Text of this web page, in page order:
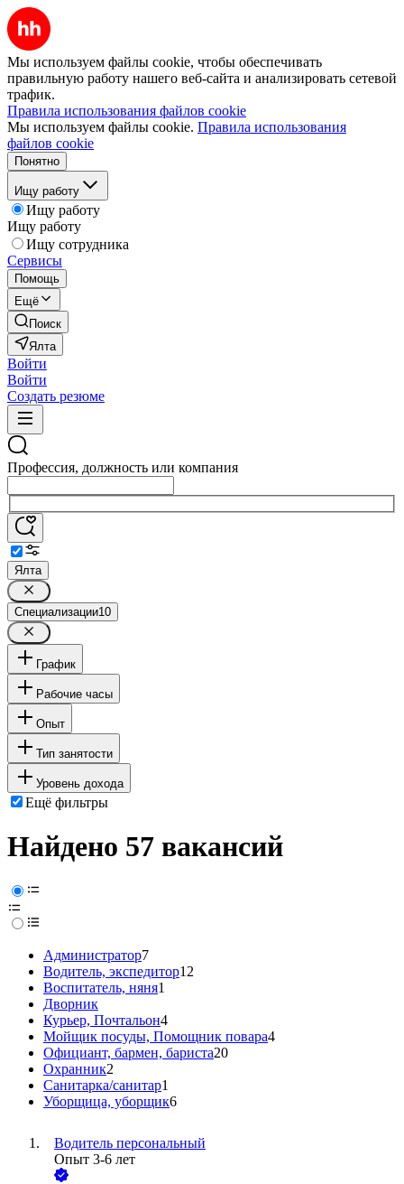
Мы используем файлы cookie, чтобы обеспечивать
правильную работу нашего веб-сайта и анализировать сетевой
трафик.
Правила использования файлов cookie
Мы используем файлы cookie. Правила использования
файлов cookie
Понятно
Ищу работу
Ищу работу
Ищу работу
Ищу сотрудника
Сервисы
Помощь
Ещё
Поиск
Ялта
Войти
Войти
Создать резюме
Профессия, должность или компания
Ялта
Специализации10
График
Рабочие часы
Опыт
Тип занятости
Уровень дохода
Ещё фильтры
Найдено 57 вакансий
Администратор7
Водитель, экспедитор12
Воспитатель, няня1
Дворник
Курьер, Почтальон4
Мойщик посуды, Помощник повара4
Официант, бармен, бариста20
Охранник2
Санитарка/санитар1
Уборщица, уборщик6
Водитель персональный
Опыт 3-6 лет